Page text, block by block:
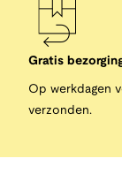
Gratis
Op werkdagen
verzonden.